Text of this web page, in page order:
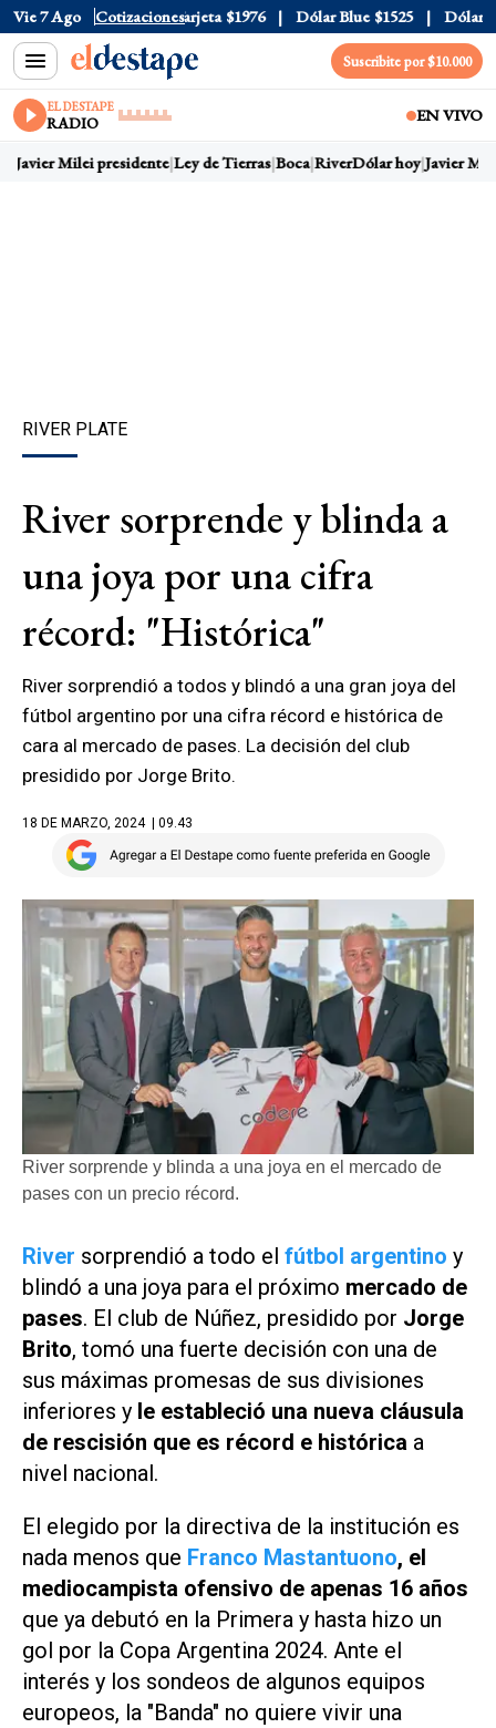
Vie 7 Ago Cotizaciones
$1520 Dólar Tarjeta $1976 Dólar Blue $1525 Dólar CCL
Suscribite por $10.000
EL DESTAPE
RADIO EN VIVO
Javier Milei presidente Ley de Tierras Boca RiverDólar hoy Javier
RIVER PLATE
River sorprende y blinda a
una joya por una cifra
récord: "Histórica"
River sorprendió a todos y blindó a una gran joya del
fútbol argentino por una cifra récord e histórica de
cara al mercado de pases. La decisión del club
presidido por Jorge Brito.
18 DE MARZO, 2024 | 09.43
River sorprende y blinda a una joya en el mercado de
pases con un precio récord.
River sorprendió a todo el fútbol argentino y
blindó a una joya para el próximo mercado de
pases. El club de Núñez, presidido por Jorge
Brito, tomó una fuerte decisión con una de
sus máximas promesas de sus divisiones
inferiores y le estableció una nueva cláusula
de rescisión que es récord e histórica a
nivel nacional.
El elegido por la directiva de la institución es
nada menos que Franco Mastantuono, el
mediocampista ofensivo de apenas 16 años
que ya debutó en la Primera y hasta hizo un
gol por la Copa Argentina 2024. Ante el
interés y los sondeos de algunos equipos
europeos, la "Banda" no quiere vivir una